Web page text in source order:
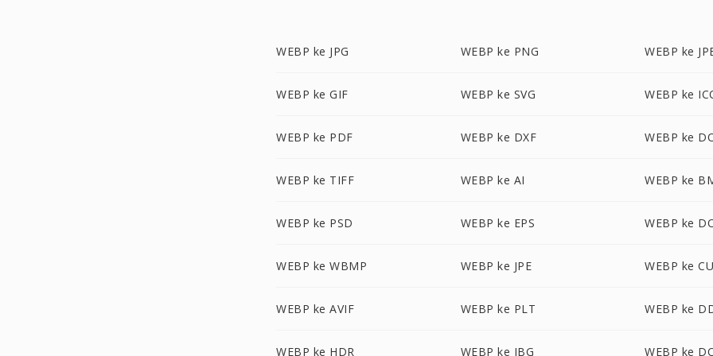
WEBP ke JPG WEBP ke PNG WEBP ke
WEBP ke GIF WEBP ke SVG WEBP ke
WEBP ke PDF WEBP ke DXF WEBP ke
WEBP ke TIFF WEBP ke AI WEBP ke
WEBP ke PSD WEBP ke EPS WEBP ke
WEBP ke WBMP WEBP ke JPE WEBP ke
WEBP ke AVIF WEBP ke PLT WEBP ke
WEBP ke HDR WEBP ke JBG WEBP ke